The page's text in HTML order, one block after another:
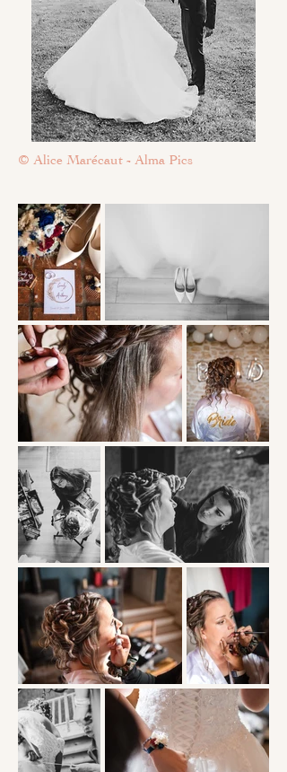
© Alice Marécaut - Alma Pics